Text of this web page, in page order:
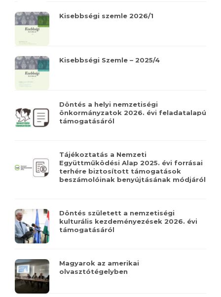
Kisebbségi szemle 2026/1
Kisebbségi Szemle – 2025/4
Döntés a helyi nemzetiségi
önkormányzatok 2026. évi feladatalapú
támogatásáról
Tájékoztatás a Nemzeti
Együttműködési Alap 2025. évi forrásai
terhére biztosított támogatások
beszámolóinak benyújtásának módjáról
Döntés született a nemzetiségi
kulturális kezdeményezések 2026. évi
támogatásáról
Magyarok az amerikai
olvasztótégelyben